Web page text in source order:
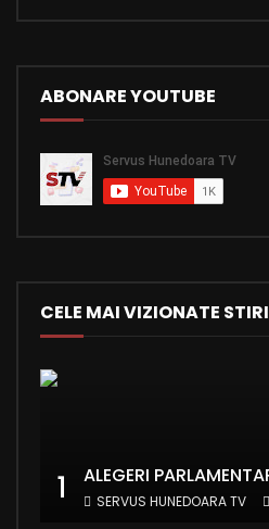
ABONARE YOUTUBE
CELE MAI VIZIONATE STIRI
1 SERVUS HUNEDOARA TV